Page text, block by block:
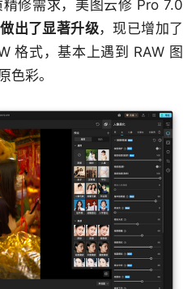
修需求，美图云修 Pro 7.0
出了显著升级，现已增加了
格式，基本上遇到 RAW 图
色彩。